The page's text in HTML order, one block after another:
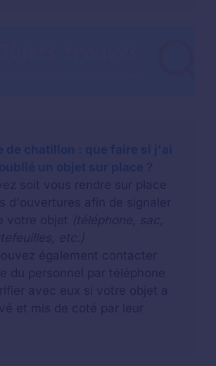
de chatillon : que faire si j'ai
un objet sur place ?
soit vous rendre sur place
d'ouvertures afin de signaler
votre objet (téléphone, sac,
etc.)
également contacter
du personnel par téléphone
avec eux si votre objet a
et mis de coté par leur